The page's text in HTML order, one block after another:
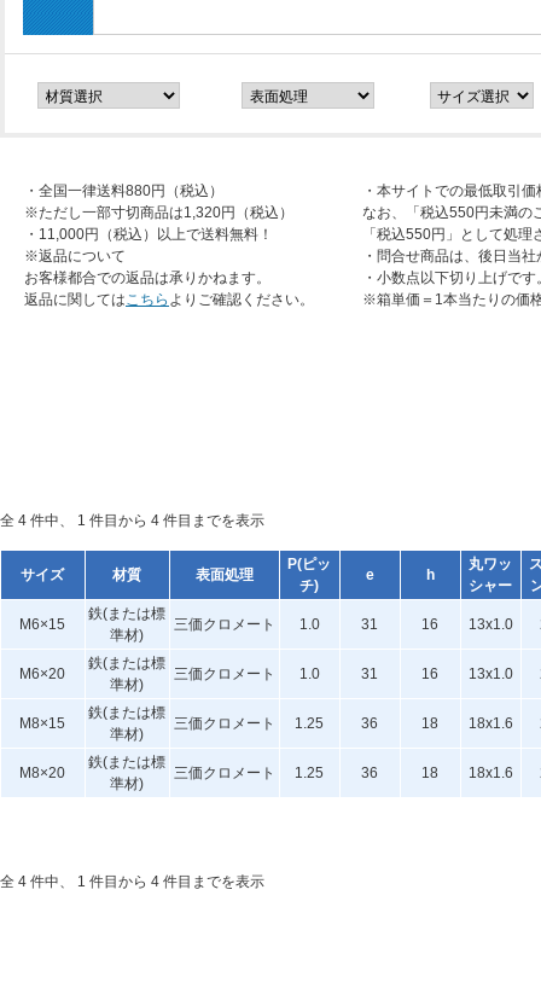
・全国一律送料880円（税込）
※ただし一部寸切商品は1,320円（税込）
・11,000円（税込）以上で送料無料！
※返品について
お客様都合での返品は承りかねます。
返品に関してはこちら よりご確認ください。
・本サイトでの最低取引
なお、「税込550円未満の
「税込550円」として処
・問合せ商品は、後日当
・小数点以下切り上げです
※箱単価＝1本当たりの価
全 4 件中、 1 件目から 4 件目までを表示
サイズ 材質 表面処理
P(ピッ
チ)
e h
丸ワッ
シャー
M6×15
鉄(または標
準材)
三価クロメート 1.0 31 16 13x1.0
M6×20
鉄(または標
準材)
三価クロメート 1.0 31 16 13x1.0
M8×15
鉄(または標
準材)
三価クロメート 1.25 36 18 18x1.6
M8×20
鉄(または標
準材)
三価クロメート 1.25 36 18 18x1.6
全 4 件中、 1 件目から 4 件目までを表示